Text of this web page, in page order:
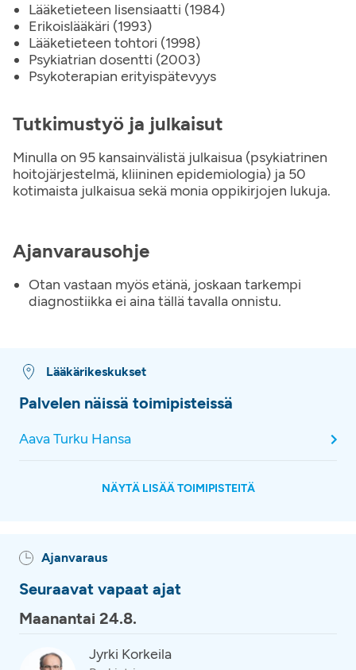
Lääketieteen lisensiaatti (1984)
Erikoislääkäri (1993)
Lääketieteen tohtori (1998)
Psykiatrian dosentti (2003)
Psykoterapian erityispätevyys
Tutkimustyö ja julkaisut
Minulla on 95 kansainvälistä julkaisua (psykiatrinen
hoitojärjestelmä, kliininen epidemiologia) ja 50
kotimaista julkaisua sekä monia oppikirjojen lukuja.
Ajanvarausohje
Otan vastaan myös etänä, joskaan tarkempi
diagnostiikka ei aina tällä tavalla onnistu.
Lääkärikeskukset
Palvelen näissä toimipisteissä
Aava Turku Hansa
NÄYTÄ LISÄÄ TOIMIPISTEITÄ
Ajanvaraus
Seuraavat vapaat ajat
Maanantai 24.8.
Jyrki Korkeila